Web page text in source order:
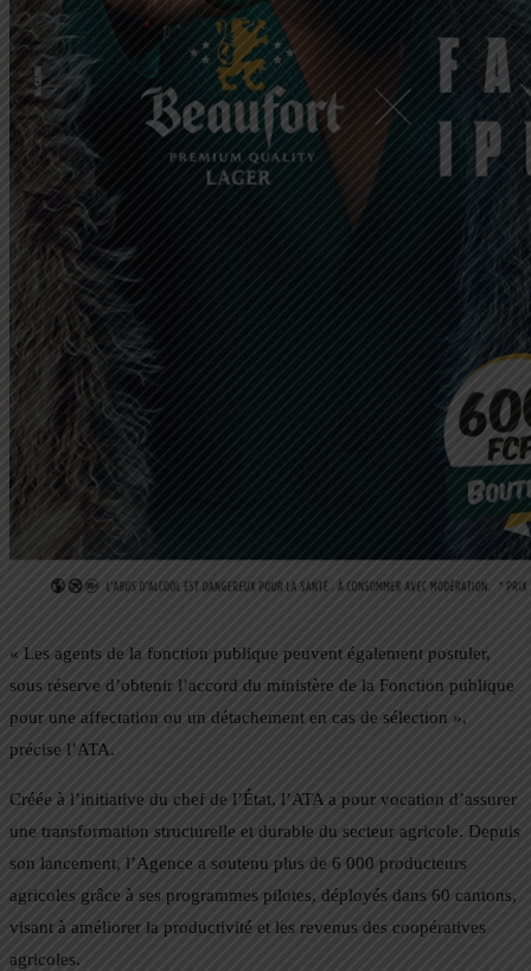
« Les agents de la fonction publique peuvent également postuler,
sous réserve d’obtenir l’accord du ministère de la Fonction publique
pour une affectation ou un détachement en cas de sélection »,
précise l’ATA.
Créée à l’initiative du chef de l’État, l’ATA a pour vocation d’assurer
une transformation structurelle et durable du secteur agricole. Depuis
son lancement, l’Agence a soutenu plus de 6 000 producteurs
agricoles grâce à ses programmes pilotes, déployés dans 60 cantons,
visant à améliorer la productivité et les revenus des coopératives
agricoles.